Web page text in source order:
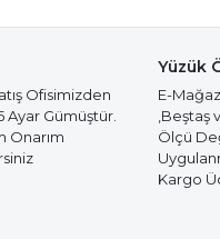
Ofisimizden
Ayar Gümüştür.
Onarım
Yüzük
E-
,Beştaş
Ölçü
Kargo